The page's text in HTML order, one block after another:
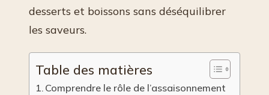
desserts et boissons sans déséquilibrer
les saveurs.
Table des matières
Comprendre le rôle de l’assaisonnement